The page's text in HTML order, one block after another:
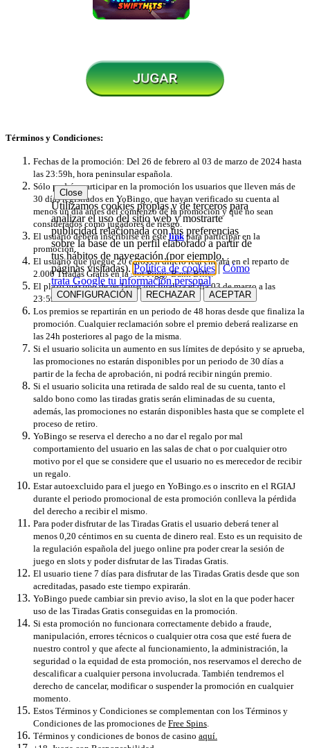
Términos y Condiciones:
Fechas de la promoción: Del 26 de febrero al 03 de marzo de 2024 hasta
las 23:59h, hora peninsular española.
Sólo podrán participar en la promoción los usuarios que lleven más de
30 días registrados en YoBingo, que hayan verificado su cuenta al
menos un día antes del comienzo de la promoción y que no sean
considerados como jugadores de riesgo.
El usuario deberá inscribirse en estelink para participar en la
promoción.
El usuario que juegue 20 euros en dinero real entrará en el reparto de
2.000 Tiradas Gratis en la slotPiggy Bank Bills.
El plazo máximo de reclamación finaliza el día 03 de marzo a las
23:59h.
Los premios se repartirán en un periodo de 48 horas desde que finaliza la
promoción. Cualquier reclamación sobre el premio deberá realizarse en
las 24h posteriores al pago de la misma.
Si el usuario solicita un aumento en sus límites de depósito y se aprueba,
las promociones no estarán disponibles por un periodo de 30 días a
partir de la fecha de aprobación, ni podrá recibir ningún premio.
Si el usuario solicita una retirada de saldo real de su cuenta, tanto el
saldo bono como las tiradas gratis serán eliminadas de su cuenta,
además, las promociones no estarán disponibles hasta que se complete el
proceso de retiro.
YoBingo se reserva el derecho a no dar el regalo por mal
comportamiento del usuario en las salas de chat o por cualquier otro
motivo por el que se considere que el usuario no es merecedor de recibir
un regalo.
Estar autoexcluido para el juego en YoBingo.es o inscrito en el RGIAJ
durante el periodo promocional de esta promoción conlleva la pérdida
del derecho a recibir el mismo.
Para poder disfrutar de las Tiradas Gratis el usuario deberá tener al
menos 0,20 céntimos en su cuenta de dinero real. Esto es un requisito de
la regulación española del juego online pra poder crear la sesión de
juego en slots y poder disfrutar de las Tiradas Gratis.
El usuario tiene 7 días para disfrutar de las Tiradas Gratis desde que son
acreditadas, pasado este tiempo expirarán.
YoBingo puede cambiar sin previo aviso, la slot en la que poder hacer
uso de las Tiradas Gratis conseguidas en la promoción.
Si esta promoción no funcionara correctamente debido a fraude,
manipulación, errores técnicos o cualquier otra cosa que esté fuera de
nuestro control y que afecte al funcionamiento, la administración, la
seguridad o la equidad de esta promoción, nos reservamos el derecho de
descalificar a cualquier persona involucrada. También tendremos el
derecho de cancelar, modificar o suspender la promoción en cualquier
momento.
Estos Términos y Condiciones se complementan con los Términos y
Condiciones de las promociones de Free Spins
Términos y condiciones de bonos de casino aquí.
Close
Utilizamos cookies propias y de terceros para
analizar el uso del sitio web y mostrarte
publicidad relacionada con tus preferencias
sobre la base de un perfil elaborado a partir de
tus hábitos de navegación (por ejemplo,
páginas visitadas).Política de cookies|Cómo
trata Google tu información personal
CONFIGURACIÓN RECHAZAR ACEPTAR